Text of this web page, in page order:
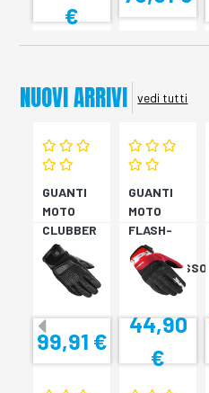
€
NUOVI ARRIVI vedi tutti
GUANTI
MOTO
CLUBBER
GLOVE
NERO
99,91 €
GUANTI
MOTO
FLASH-
KP
NERO/ROSSO
44,90
€